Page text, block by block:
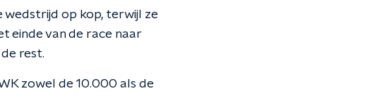
wedstrijd op kop, terwijl ze
einde van de race naar
rest.
zowel de 10.000 als de